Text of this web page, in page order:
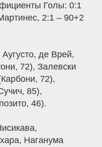
Голы: 0:1
2:1 – 90+2
де Врей,
72), Залевски
72),
85),
46).
Наганума